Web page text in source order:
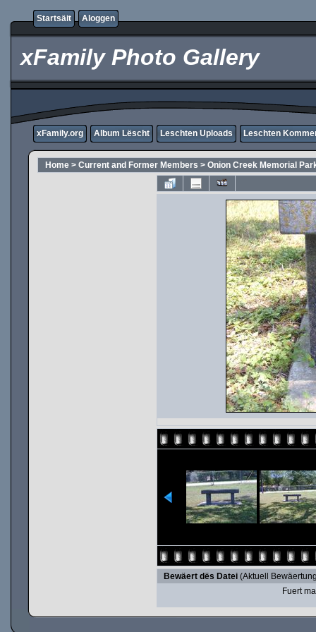
Startsäit Aloggen
xFamily Photo Gallery
xFamily.org Album Lëscht Leschten Uploads Leschten
Home > Current and Former Members > Onion Creek Memorial
Bewäert dës Datei(Aktuell
Fuert